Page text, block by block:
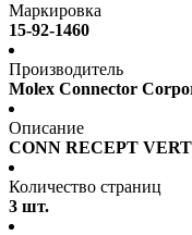
Маркировка
15-92-1460
Производитель
Molex Connector
Описание
CONN RECEPT
Количество страниц
3 шт.